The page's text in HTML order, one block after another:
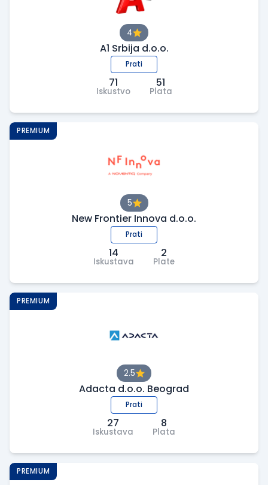
4
A1 Srbija d.o.o.
Prati
71
Iskustvo
51
Plata
5
New Frontier Innova d.o.o.
Prati
14
Iskustava
2
Plate
PREMIUM
2.5
Adacta d.o.o. Beograd
Prati
27
Iskustava
8
Plata
PREMIUM
PREMIUM